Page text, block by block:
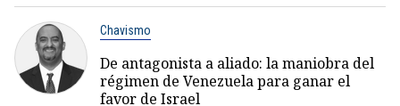
Chavismo
De antagonista a aliado: la maniobra del
régimen de Venezuela para ganar el
favor de Israel